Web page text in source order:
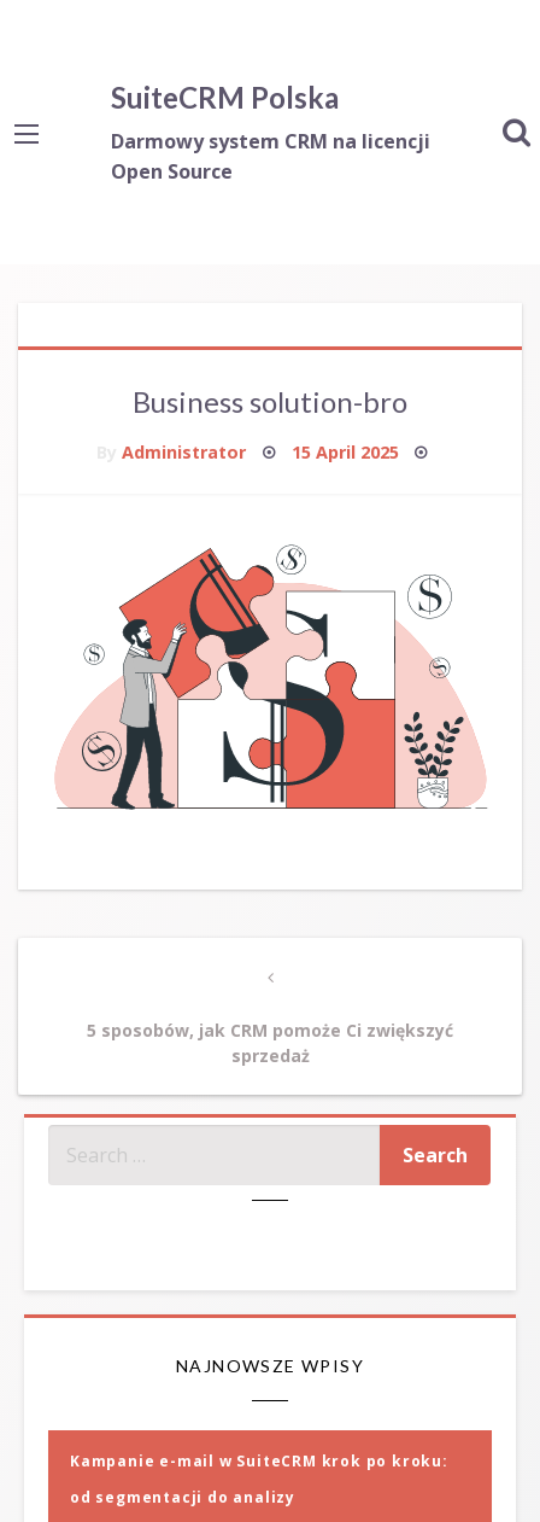
SuiteCRM Polska
Darmowy system CRM na licencji
Open Source
Business solution-bro
ByAdministrator Posted
15 April 2025
Previous
5 sposobów, jak CRM pomoże Ci zwiększyć
sprzedaż
NAJNOWSZE WPISY
Kampanie e-mail w SuiteCRM krok po kroku:
od segmentacji do analizy